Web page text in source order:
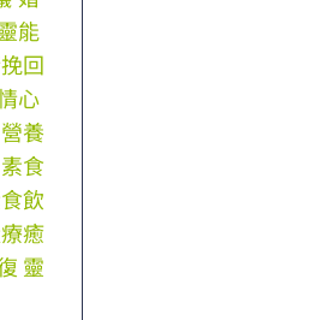
能
回
心
營養
素食
飲
癒
靈